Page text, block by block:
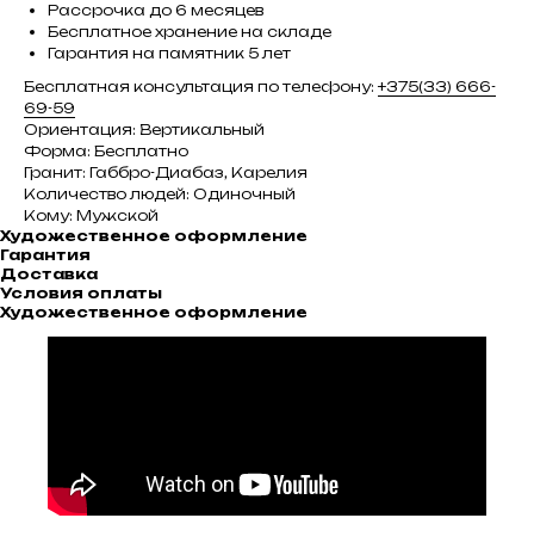
Рассрочка до 6 месяцев
Бесплатное хранение на складе
Гарантия на памятник 5 лет
Бесплатная консультация по телефону: +375(33) 666-
69-59
Ориентация: Вертикальный
Форма: Бесплатно
Гранит: Габбро-Диабаз, Карелия
Количество людей: Одиночный
Кому: Мужской
Художественное оформление
Гарантия
Доставка
Условия оплаты
Художественное оформление